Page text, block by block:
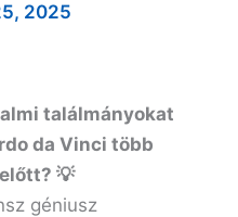
2025
találmányokat
da Vinci több
💡
géniusz